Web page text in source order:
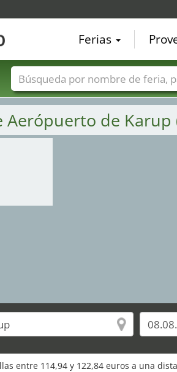
Aerópuerto de Karup
entre 114,94 y 122,84 euros a una
Ferias
Nombres de ferias Países